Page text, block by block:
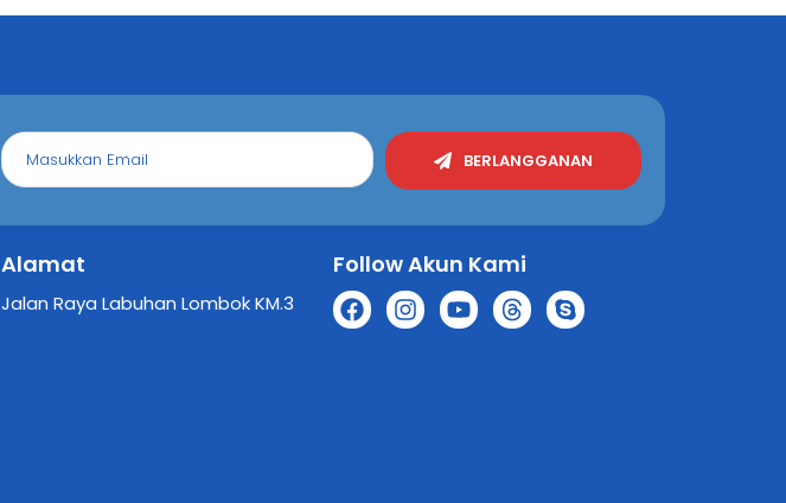
BERLANGGANAN
Alamat
Jalan Raya Labuhan Lombok KM.3
Follow Akun Kami